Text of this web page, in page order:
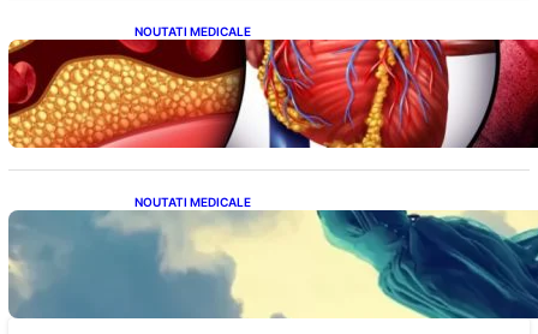
NOUTATI MEDICALE
Descoperirea revoluționară: Afereza
terapeutică, un posibil aliat în eliminarea
microplasticelor din sânge
NOUTATI MEDICALE
Mesajele Universului: Ce Înseamnă Visele
Repetate și Interpretările Lor Profunde